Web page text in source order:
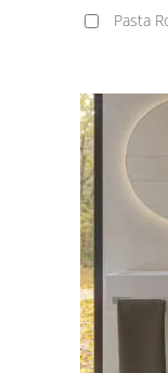
45x45
75x75
Pasta